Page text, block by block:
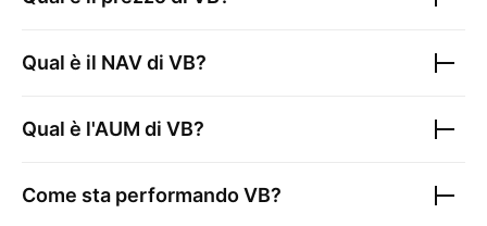
Qual è il NAV di VB?
Qual è l'AUM di VB?
Come sta performandoVB?